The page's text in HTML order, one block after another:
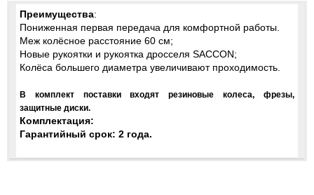
Преимущества:
Пониженная первая передача для комфортной работы.
Меж колёсное расстояние 60 см;
Новые рукоятки и рукоятка дросселя SACCON;
Колёса большего диаметра увеличивают проходимость.
В комплект поставки входят резиновые колеса, фрезы,
защитные диски.
Комплектация:
Гарантийный срок: 2 года.